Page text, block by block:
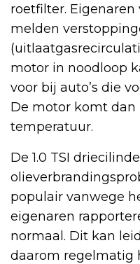
roetfilter.
melden
motor in noodloop
voor bij auto’s die
De motor komt dan
temperatuur.
De 1.0 TSI
populair vanwege
eigenaren
normaal. Dit kan
daarom regelmatig